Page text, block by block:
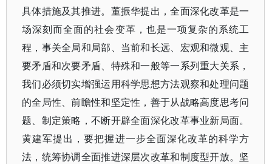
具体措施及其推进。董振华提出，全面深化改革是一
场深刻而全面的社会变革，也是一项复杂的系统工
程，事关全局和局部、当前和长远、宏观和微观、主
要矛盾和次要矛盾、特殊和一般等一系列重大关系，
我们必须切实增强运用科学思想方法观察和处理问题
的全局性、前瞻性和坚定性，善于从战略高度思考问
题、制定策略，不断开辟全面深化改革事业新局面。
黄建军提出，要把握进一步全面深化改革的科学方
法，统筹协调全面推进深层次改革和制度型开放。坚